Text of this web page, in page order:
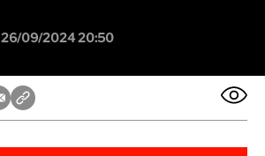
26/09/2024 20:50